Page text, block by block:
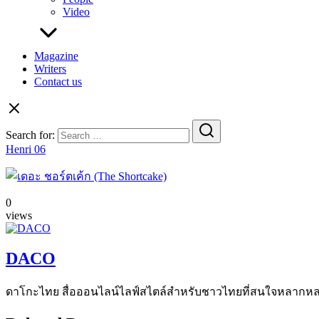
Video
Magazine
Writers
Contact us
Search for:
Henri 06
0
views
DACO
ดาโกะไทย สื่อออนไลน์ไลฟ์สไตล์สำหรับชาวไทยที่สนใจหลากห